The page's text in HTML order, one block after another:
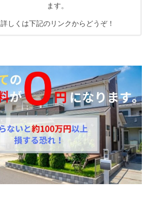
ます。
詳しくは下記のリンクからどうぞ！